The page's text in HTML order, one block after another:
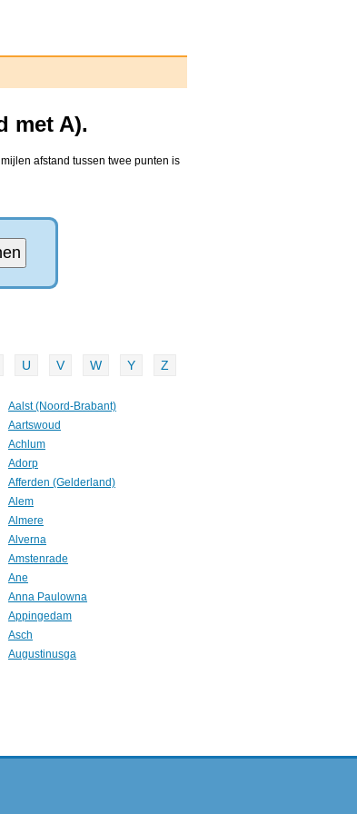
met A).
afstand tussen twee punten is
U V W Y Z
Aalst (Noord-Brabant)
Aartswoud
Achlum
Adorp
Afferden (Gelderland)
Alem
Almere
Alverna
Amstenrade
Ane
Anna Paulowna
Appingedam
Asch
Augustinusga